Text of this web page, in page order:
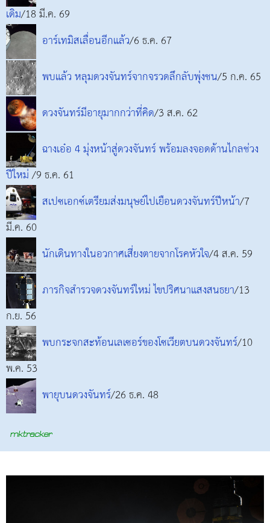
เดิม/18 มี.ค. 69
อาร์เทมิสเลื่อนอีกแล้ว/6 ธ.ค. 67
พบแล้ว หลุมดวงจันทร์จากจรวดลึกลับพุ่งชน/5 ก.ค. 65
ดวงจันทร์มีอายุมากกว่าที่คิด/3 ส.ค. 62
ฉางเอ๋อ 4 มุ่งหน้าสู่ดวงจันทร์ พร้อมลงจอดด้านไกลช่วง
ปีใหม่/9 ธ.ค. 61
สเปซเอกซ์เตรียมส่งมนุษย์ไปเยือนดวงจันทร์ปีหน้า/7
มี.ค. 60
นักเดินทางในอวกาศเสี่ยงตายจากโรคหัวใจ/4 ส.ค. 59
ภารกิจสำรวจดวงจันทร์ใหม่ ไขปริศนาแสงสนธยา/13
ก.ย. 56
พบกระจกสะท้อนเลเซอร์ของโซเวียตบนดวงจันทร์/10
พ.ค. 53
พายุบนดวงจันทร์/26 ธ.ค. 48